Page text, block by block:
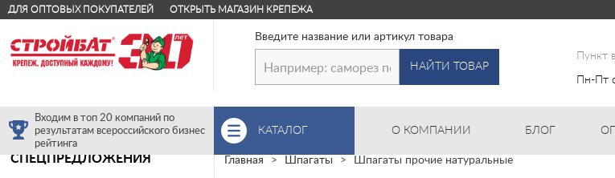
ДЛЯ ОПТОВЫХ ПОКУПАТЕЛЕЙ ОТКРЫТЬ МАГАЗИН КРЕПЕЖА
Введите название или артикул товара
НАЙТИ ТОВАР
Пункт
Пн-Пт
Входим в топ 20 компаний по
результатам всероссийского бизнес
рейтинга
КАТАЛОГ О КОМПАНИИ БЛОГ
Главная Шпагаты Шпагаты прочие натуральные
СПЕЦПРЕДЛОЖЕНИЯ